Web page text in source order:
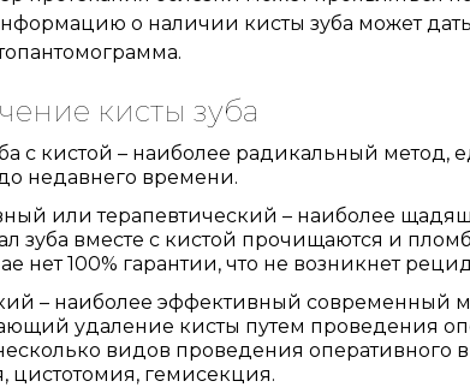
о наличии кисты зуба может
кисты зуба
с кистой – наиболее радикальный метод,
недавнего времени.
или терапевтический – наиболее
зуба вместе с кистой прочищаются и
нет 100% гарантии, что не возникнет
– наиболее эффективный современный
удаление кисты путем проведения
видов проведения оперативного
цистотомия, гемисекция.